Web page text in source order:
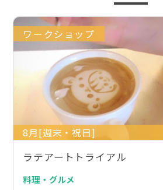
ワークショップ
8月[週末・祝日]
ラテアートトライアル
料理・グルメ